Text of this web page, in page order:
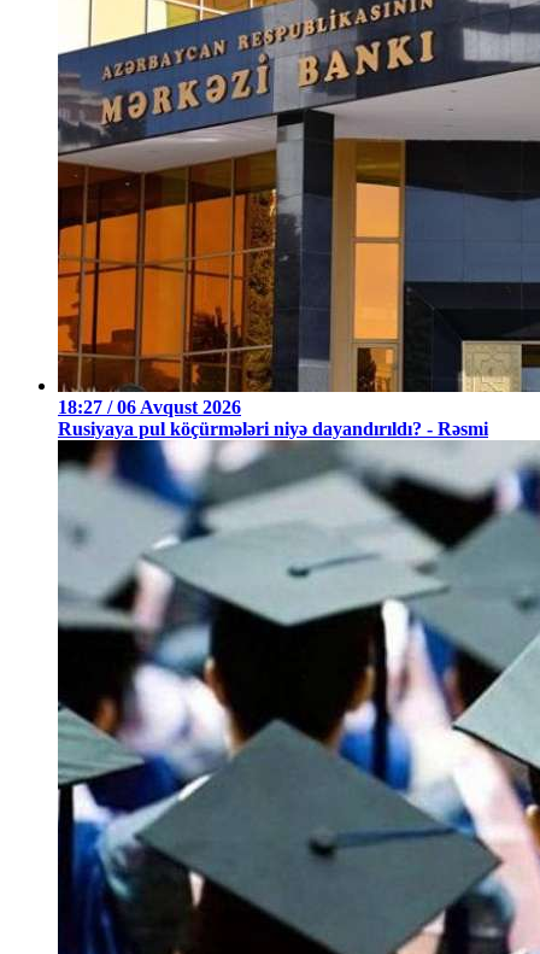
18:27 / 06 Avqust 2026
Rusiyaya pul köçürmələri niyə dayandırıldı? - Rəsmi